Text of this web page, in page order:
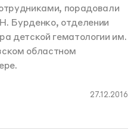
порадовали
Бурденко, отделении
детской гематологии им.
областном
27.12.2016